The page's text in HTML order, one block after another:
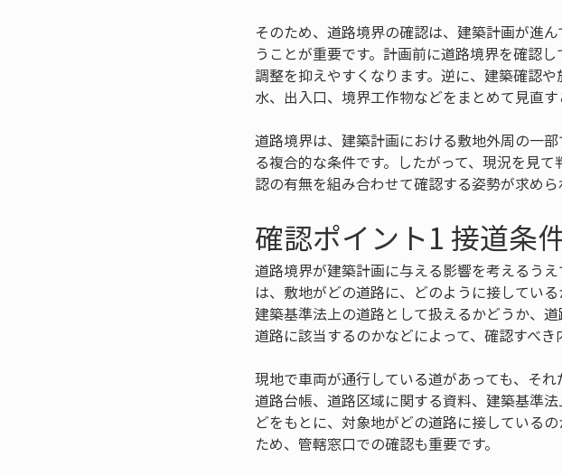
そのため、道路境界の確認は、建築計画が進
うことが重要です。計画前に道路境界を確認
調整を抑えやすくなります。逆に、建築確認
水、出入口、境界工作物などをまとめて見直
道路境界は、建築計画における敷地外周の一
る複合的な条件です。したがって、現況を見
認の有無を組み合わせて確認する姿勢が求めら
確認ポイント1 接道条
道路境界が建築計画に与える影響を考えるう
は、敷地がどの道路に、どのように接してい
建築基準法上の道路として扱えるかどうか、
道路に該当するのかなどによって、確認すべき
現地で車両が通行している道があっても、そ
道路台帳、道路区域に関する資料、建築基準
どをもとに、対象地がどの道路に接している
ため、管轄窓口での確認も重要です。